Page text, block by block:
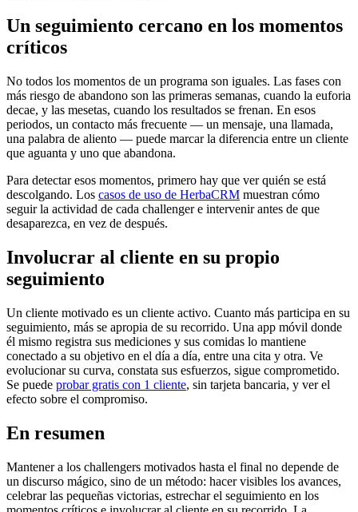
Un seguimiento cercano en los momentos
críticos
No todos los momentos de un programa son iguales. Las fases con
más riesgo de abandono son las primeras semanas, cuando la euforia
decae, y las mesetas, cuando los resultados se frenan. En esos
periodos, un contacto más frecuente — un mensaje, una llamada,
una palabra de aliento — puede marcar la diferencia entre un cliente
que aguanta y uno que abandona.
Para detectar esos momentos, primero hay que ver quién se está
descolgando. Los casos de uso de HerbaCRM muestran cómo
seguir la actividad de cada challenger e intervenir antes de que
desaparezca, en vez de después.
Involucrar al cliente en su propio
seguimiento
Un cliente motivado es un cliente activo. Cuanto más participa en su
seguimiento, más se apropia de su recorrido. Una app móvil donde
él mismo registra sus mediciones y sus comidas lo mantiene
conectado a su objetivo en el día a día, entre una cita y otra. Ve
evolucionar su curva, constata sus esfuerzos, sigue comprometido.
Se puede probar gratis con 1 cliente, sin tarjeta bancaria, y ver el
efecto sobre el compromiso.
En resumen
Mantener a los challengers motivados hasta el final no depende de
un discurso mágico, sino de un método: hacer visibles los avances,
celebrar las pequeñas victorias, estrechar el seguimiento en los